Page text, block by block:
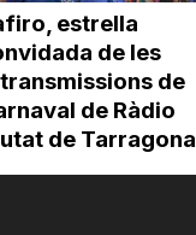
estrella
de les
de
de Ràdio
de Tarragona